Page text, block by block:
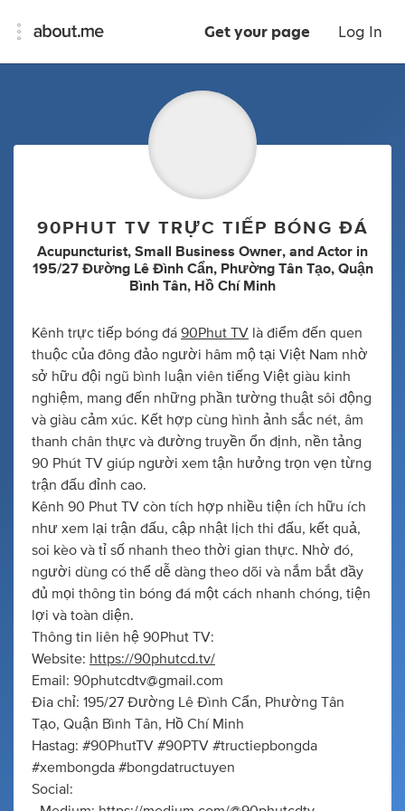
Get your page Log In
90PHUT TV TRỰC TIẾP BÓNG ĐÁ
Acupuncturist, Small Business Owner, and Actor in
195/27 Đường Lê Đình Cẩn, Phường Tân Tạo, Quận
Bình Tân, Hồ Chí Minh
Kênh trực tiếp bóng đá 90Phut TV là điểm đến quen
thuộc của đông đảo người hâm mộ tại Việt Nam nhờ
sở hữu đội ngũ bình luận viên tiếng Việt giàu kinh
nghiệm, mang đến những phần tường thuật sôi động
và giàu cảm xúc. Kết hợp cùng hình ảnh sắc nét, âm
thanh chân thực và đường truyền ổn định, nền tảng
90 Phút TV giúp người xem tận hưởng trọn vẹn từng
trận đấu đỉnh cao.
Kênh 90 Phut TV còn tích hợp nhiều tiện ích hữu ích
như xem lại trận đấu, cập nhật lịch thi đấu, kết quả,
soi kèo và tỉ số nhanh theo thời gian thực. Nhờ đó,
người dùng có thể dễ dàng theo dõi và nắm bắt đầy
đủ mọi thông tin bóng đá một cách nhanh chóng, tiện
lợi và toàn diện.
Thông tin liên hệ 90Phut TV:
Website: https://90phutcd.tv/
Email: 90phutcdtv@gmail.com
Đia chỉ: 195/27 Đường Lê Đình Cẩn, Phường Tân
Tạo, Quận Bình Tân, Hồ Chí Minh
Hastag: #90PhutTV #90PTV #tructiepbongda
#xembongda #bongdatructuyen
Social: